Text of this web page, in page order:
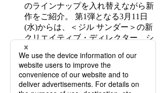
のラインナップを入れ替えながら新
作をご紹介。 第1弾となる3月11日
(水)からは、＜ジル サンダー＞の新
クリエイティブ・ディレクター、シ
モーネ・ベロッティが手掛けたミュ
ージックビデオ『WANDERLUST』
をテーマとしたカプセルコレクショ
ンや＜Oliver Peoples/